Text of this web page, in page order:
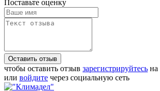
Поставьте оценку
Оставить отзыв
чтобы оставить отзыв зарегистрируйтесь на
или войдите через социальную сеть